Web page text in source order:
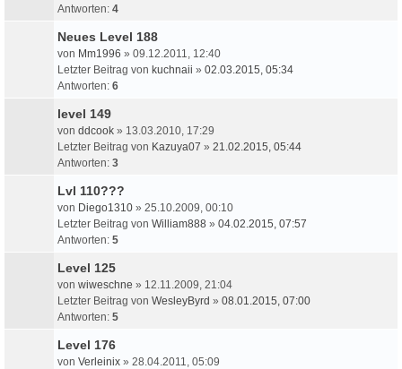
Antworten: 4
Neues Level 188
von Mm1996 » 09.12.2011, 12:40
Letzter Beitrag von kuchnaii » 02.03.2015, 05:34
Antworten: 6
level 149
von ddcook » 13.03.2010, 17:29
Letzter Beitrag von Kazuya07 » 21.02.2015, 05:44
Antworten: 3
Lvl 110???
von Diego1310 » 25.10.2009, 00:10
Letzter Beitrag von William888 » 04.02.2015, 07:57
Antworten: 5
Level 125
von wiweschne » 12.11.2009, 21:04
Letzter Beitrag von WesleyByrd » 08.01.2015, 07:00
Antworten: 5
Level 176
von Verleinix » 28.04.2011, 05:09